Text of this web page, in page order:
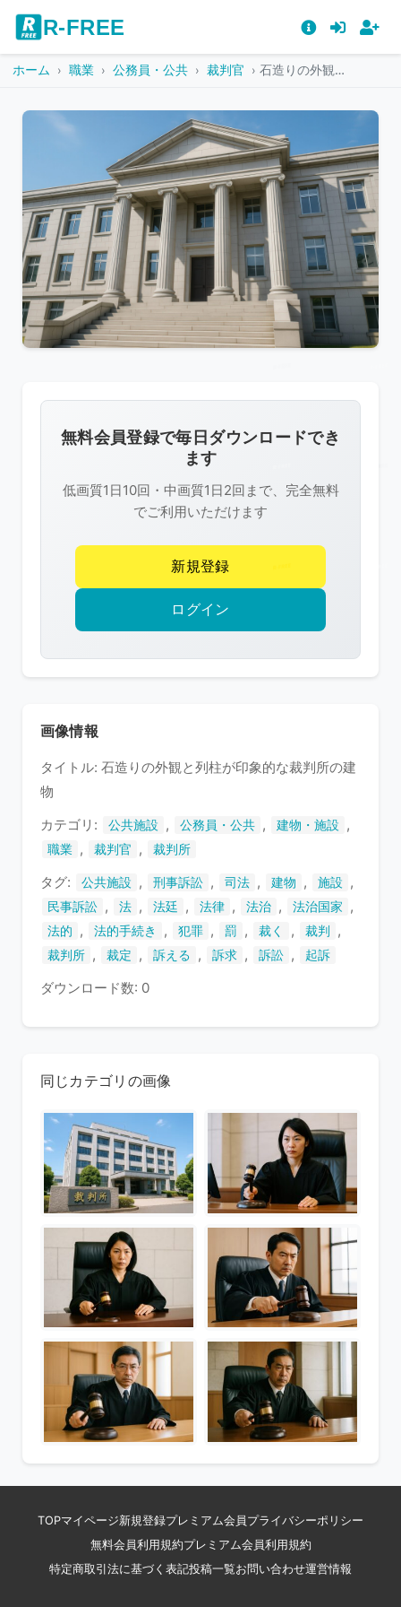
R-FREE
ホーム 職業 公務員・公共 裁判官 石造りの外観と列柱が印象的な裁判所の建物
像
は
R-
FREE
作
権
護
い
す
無料会員登録で毎日ダウンロードでき
ます
低画質1日10回・中画質1日2回まで、完全無料
でご利用いただけます
新規登録
ログイン
画像情報
タイトル: 石造りの外観と列柱が印象的な裁判所の建
物
カテゴリ:
公共施設 , 公務員・公共 , 建物・施設 ,
職業 , 裁判官 , 裁判所
タグ: 公共施設 , 刑事訴訟 , 司法 , 建物 , 施設 ,
民事訴訟 , 法 , 法廷 , 法律 , 法治 , 法治国家 ,
法的 , 法的手続き , 犯罪 , 罰 , 裁く , 裁判 ,
裁判所 , 裁定 , 訴える , 訴求 , 訴訟 , 起訴
ダウンロード数: 0
同じカテゴリの画像
TOPマイページ新規登録プレミアム会員 プライバシーポリシー
無料会員利用規約プレミアム会員利用規約
特定商取引法に基づく表記投稿一覧お問い合わせ運営情報